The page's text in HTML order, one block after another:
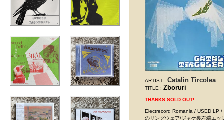
ARTIST : Catalin Tircolea
TITLE : Zboruri
THANKS SOLD OUT!
Electrecord Romania / USED LP
のリングウェア/ジャケ裏左端エッ